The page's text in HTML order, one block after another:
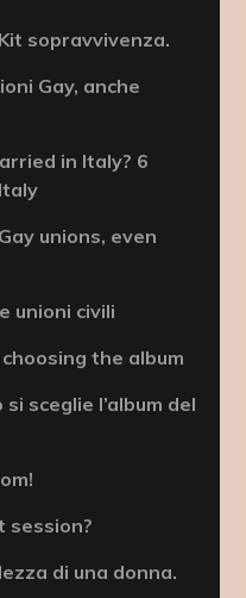
sopravvivenza.
Gay, anche
in Italy? 6
unions, even
unioni civili
the album
sceglie l’album del
session?
di una donna.